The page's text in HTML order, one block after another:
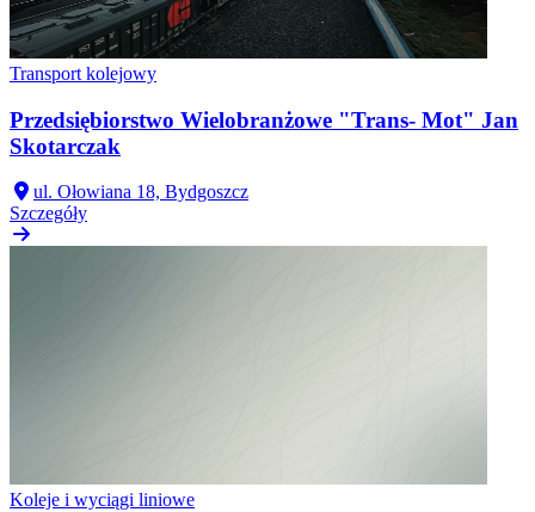
Transport kolejowy
Przedsiębiorstwo Wielobranżowe "Trans- Mot" Jan
Skotarczak
ul. Ołowiana 18, Bydgoszcz
Szczegóły
Koleje i wyciągi liniowe